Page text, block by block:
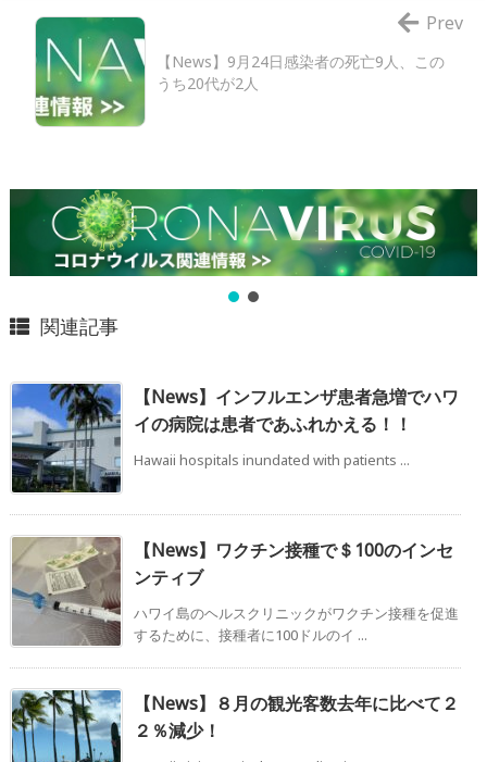
【News】9月24日感染者の死亡9人、この
うち20代が2人
Prev
関連記事
【News】インフルエンザ患者急増でハワ
イの病院は患者であふれかえる！！
Hawaii hospitals inundated with patients ...
【News】ワクチン接種で＄100のインセ
ンティブ
ハワイ島のヘルスクリニックがワクチン接種を促進
するために、接種者に100ドルのイ ...
【News】８月の観光客数去年に比べて２
２％減少！